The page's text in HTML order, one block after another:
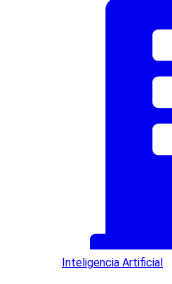
Inteligencia Artificial